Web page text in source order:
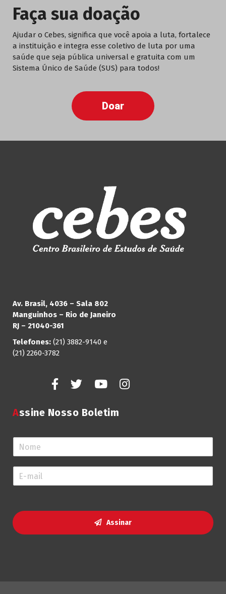
Faça sua doação
Ajudar o Cebes, significa que você apoia a luta, fortalece
a instituição e integra esse coletivo de luta por uma
saúde que seja pública universal e gratuita com um
Sistema Único de Saúde (SUS) para todos!
Doar
Av. Brasil, 4036 – Sala 802
Manguinhos – Rio de Janeiro
RJ – 21040-361
Telefones: (21) 3882-9140 e
(21) 2260-3782
Assine Nosso Boletim
l
*
Assinar